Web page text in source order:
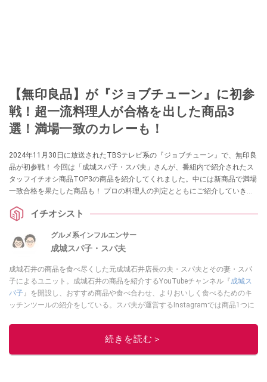
【無印良品】が『ジョブチューン』に初参
戦！超一流料理人が合格を出した商品3
選！満場一致のカレーも！
2024年11月30日に放送されたTBSテレビ系の『ジョブチューン』で、無印良
品が初参戦！ 今回は「成城スパ子・スパ夫」さんが、番組内で紹介されたス
タッフイチオシ商品TOP3の商品を紹介してくれました。中には新商品で満場
一致合格を果たした商品も！ プロの料理人の判定とともにご紹介していきま
イチオシスト
グルメ系インフルエンサー
成城スパ子・スパ夫
成城石井の商品を食べ尽くした元成城石井店長の夫・スパ夫とその妻・スパ
子によるユニット。成城石井の商品を紹介するYouTubeチャンネル『成城ス
パ子』を開設し、おすすめ商品や食べ合わせ、よりおいしく食べるためのキ
ッチンツールの紹介をしている。スパ夫が運営するInstagramでは商品1つに
ィープな魅力を発信している。
続きを読む＞